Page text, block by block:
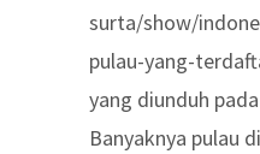
surta/show/
pulau-yang-
yang diunduh
Banyaknya pulau